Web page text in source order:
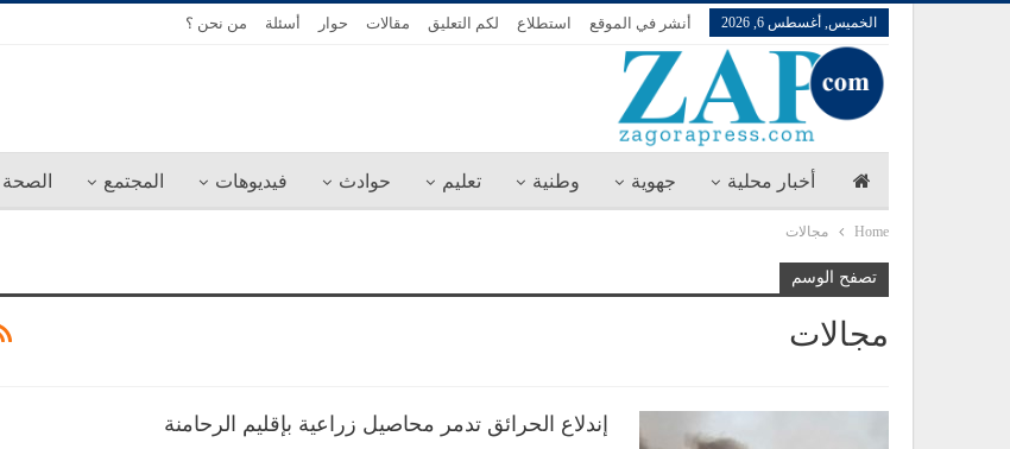
الخميس, أغسطس 6, 2026 أنشر في الموقع استطلاع لكم التعليق مقالات حوار أسئلة من نحن ؟
أخبار محلية جهوية وطنية تعليم حوادث فيديوهات المجتمع الصحة
Home مجالات
تصفح الوسم
مجالات
إندلاع الحرائق تدمر محاصيل زراعية بإقليم الرحامنة